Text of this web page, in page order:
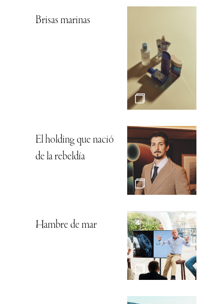
Brisas marinas
El holding que nació
de la rebeldía
Hambre de mar